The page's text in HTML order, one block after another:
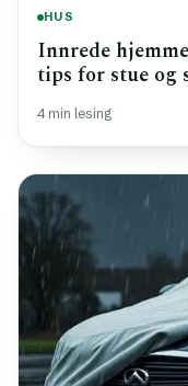
HUS
Innrede
tips for stue og
4 min lesing